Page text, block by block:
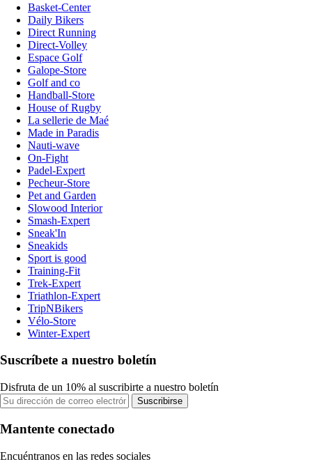
Basket-Center
Daily Bikers
Direct Running
Direct-Volley
Espace Golf
Galope-Store
Golf and co
Handball-Store
House of Rugby
La sellerie de Maé
Made in Paradis
Nauti-wave
On-Fight
Padel-Expert
Pecheur-Store
Pet and Garden
Slowood Interior
Smash-Expert
Sneak'In
Sneakids
Sport is good
Training-Fit
Trek-Expert
Triathlon-Expert
TripNBikers
Vélo-Store
Winter-Expert
Suscríbete a nuestro boletín
Disfruta de un 10% al suscribirte a nuestro boletín
Suscribirse
Mantente conectado
Encuéntranos en las redes sociales